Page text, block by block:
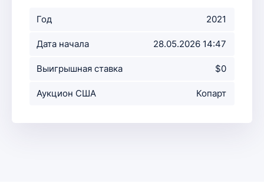
Год 2021
Дата начала
аукциона
28.05.2026 14:47
Выигрышная ставка $0
Аукцион США Копарт